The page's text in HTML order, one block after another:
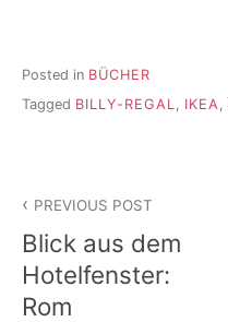
Posted in BÜCHER
Tagged BILLY-REGAL IKEA
PREVIOUS POST
Blick aus dem
Hotelfenster:
Rom